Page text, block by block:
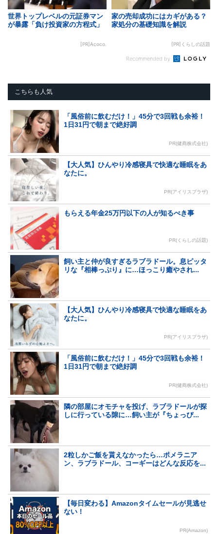
世界トップレベルの元証券マン
が暴露「負け投資家の方程式」
[PR]Acoco.
家の売却成功にはカギがある？
家処分の基礎知識を解説
[PR]くらしの話題
Recommended by
こちらも人気
「風俗前に飲むだけ！」45分で3回戦も余裕！
1日31円で朝まで絶好調
PR(健商株式会社)
【大人気】ひんやり冷感寝具で快適な睡眠をあ
なたに。
PR(アイリスプラザ)
もらえる年金25万円以下の人が知るべき事
PR(くらしの話題)
飼い主と仲が良すぎるラブラドール。息ピッタ
リな『相棒っぷり』に…ほっこり癒やされ...
【大人気】ひんやり冷感寝具で快適な睡眠をあ
なたに。
PR(アイリスプラザ)
「風俗前に飲むだけ！」45分で3回戦も余裕！
1日31円で朝まで絶好調
PR(健商株式会社)
隣の部屋にオモチャを投げ、ラブラドールが探
しに行っている隙に…飼い主が『ちょっぴ...
2粒しかご飯を貰えなかったら…ポメラニア
ン、ラブラドール、コーギーはどんな反応を...
【毎日変わる】Amazonタイムセールが見逃せ
ない！
PR(Amazon)